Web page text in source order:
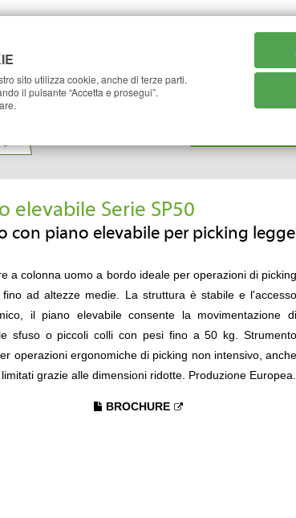
elevabile Serie SP50
con piano elevabile per picking
a colonna uomo a bordo ideale per operazioni di picking
fino ad altezze medie. La struttura è stabile e l'accesso
il piano elevabile consente la movimentazione di
sfuso o piccoli colli con pesi fino a 50 kg. Strumento
operazioni ergonomiche di picking non intensivo, anche
grazie alle dimensioni ridotte. Produzione Europea.
BROCHURE
sito utilizza cookie, anche di terze parti.
il pulsante “Accetta e prosegui”.